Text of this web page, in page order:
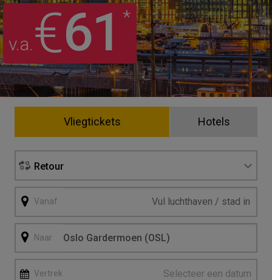
v.a.€61 *
Vliegtickets Hotels
Retour
Vanaf
Naar
Vertrek Selecteer een datum